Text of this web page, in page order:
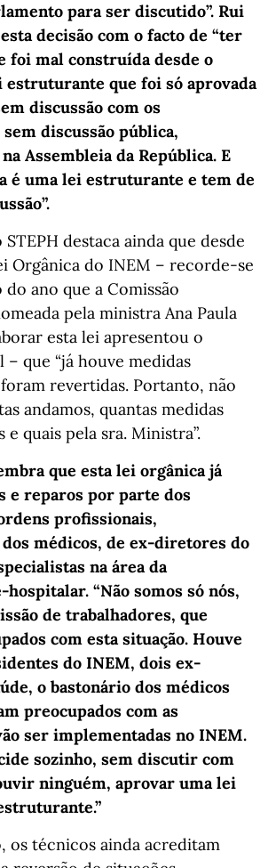
para ser discutido”. Rui
decisão com o facto de “ter
foi mal construída desde o
estruturante que foi só aprovada
discussão com os
discussão pública,
Assembleia da República. E
é uma lei estruturante e tem de
destaca ainda que desde
Orgânica do INEM – recorde-se
ano que a Comissão
pela ministra Ana Paula
esta lei apresentou o
que “já houve medidas
revertidas. Portanto, não
andamos, quantas medidas
quais pela sra. Ministra”.
que esta lei orgânica já
e reparos por parte dos
profissionais,
médicos, de ex-diretores do
na área da
“Não somos só nós,
de trabalhadores, que
com esta situação. Houve
do INEM, dois ex-
o bastonário dos médicos
preocupados com as
ser implementadas no INEM.
sozinho, sem discutir com
ninguém, aprovar uma lei
os técnicos ainda acreditam